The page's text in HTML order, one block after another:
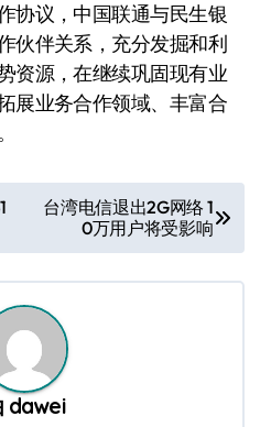
协议，中国联通与民生银
伙伴关系，充分发掘和利
资源，在继续巩固现有业
展业务合作领域、丰富合
台湾电信退出2G网络 1
0万用户将受影响
dawei